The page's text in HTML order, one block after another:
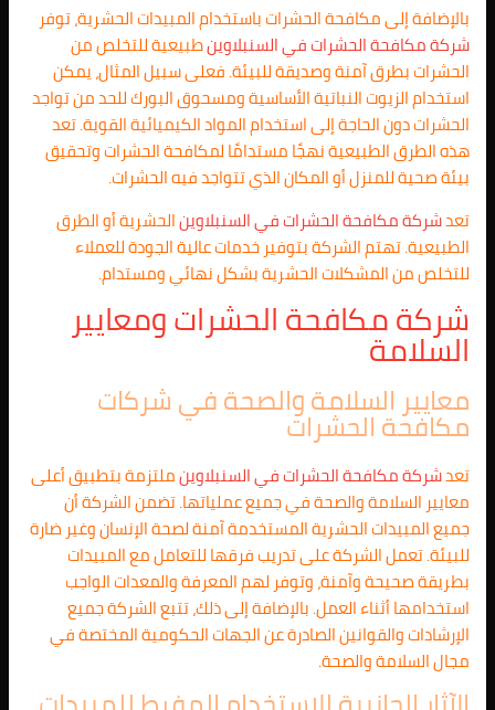
بالإضافة إلى مكافحة الحشرات باستخدام المبيدات الحشرية، توفر
شركة مكافحة الحشرات فيالسنبلاوينطبيعية للتخلص من
الحشرات بطرق آمنة وصديقة للبيئة. فعلى سبيل المثال، يمكن
استخدام الزيوت النباتية الأساسية ومسحوق البورك للحد من تواجد
الحشرات دون الحاجة إلى استخدام المواد الكيميائية القوية. تعد
هذه الطرق الطبيعية نهجًا مستدامًا لمكافحة الحشرات وتحقيق
بيئة صحية للمنزل أو المكان الذي تتواجد فيه الحشرات.
تعدشركة مكافحة الحشرات فيالسنبلاوينالحشرية أو الطرق
الطبيعية. تهتم الشركة بتوفير خدمات عالية الجودة للعملاء
للتخلص من المشكلات الحشرية بشكل نهائي ومستدام.
شركة مكافحة الحشرات ومعايير
السلامة
معايير السلامة والصحة في شركات
مكافحة الحشرات
تعدشركة مكافحة الحشرات فيالسنبلاوينملتزمة بتطبيق أعلى
معايير السلامة والصحة في جميع عملياتها. تضمن الشركة أن
جميع المبيدات الحشرية المستخدمة آمنة لصحة الإنسان وغير ضارة
للبيئة. تعمل الشركة على تدريب فرقها للتعامل مع المبيدات
بطريقة صحيحة وآمنة، وتوفر لهم المعرفة والمعدات الواجب
استخدامها أثناء العمل. بالإضافة إلى ذلك، تتبع الشركة جميع
الإرشادات والقوانين الصادرة عن الجهات الحكومية المختصة في
مجال السلامة والصحة.